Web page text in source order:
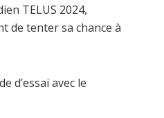
TELUS 2024,
de tenter sa chance à
d’essai avec le